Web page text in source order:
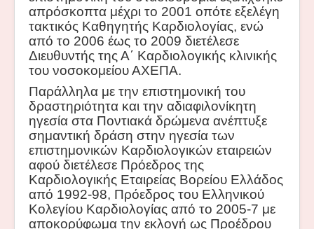
απρόσκοπτα μέχρι το 2001 οπότε εξελέγη
τακτικός Καθηγητής Καρδιολογίας, ενώ
από το 2006 έως το 2009 διετέλεσε
Διευθυντής της Α΄ Καρδιολογικής κλινικής
του νοσοκομείου ΑΧΕΠΑ.
Παράλληλα με την επιστημονική του
δραστηριότητα και την αδιαφιλονίκητη
ηγεσία στα Ποντιακά δρώμενα ανέπτυξε
σημαντική δράση στην ηγεσία των
επιστημονικών Καρδιολογικών εταιρειών
αφού διετέλεσε Πρόεδρος της
Καρδιολογικής Εταιρείας Βορείου Ελλάδος
από 1992-98, Πρόεδρος του Ελληνικού
Κολεγίου Καρδιολογίας από το 2005-7 με
αποκορύφωμα την εκλογή ως Προέδρου